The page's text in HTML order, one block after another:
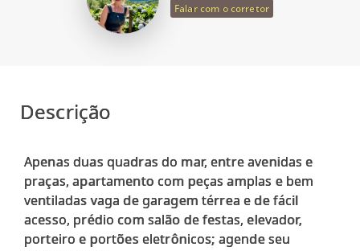
Falar com o corretor
Descrição
Apenas duas quadras do mar, entre avenidas e
praças, apartamento com peças amplas e bem
ventiladas vaga de garagem térrea e de fácil
acesso, prédio com salão de festas, elevador,
porteiro e portões eletrônicos; agende seu